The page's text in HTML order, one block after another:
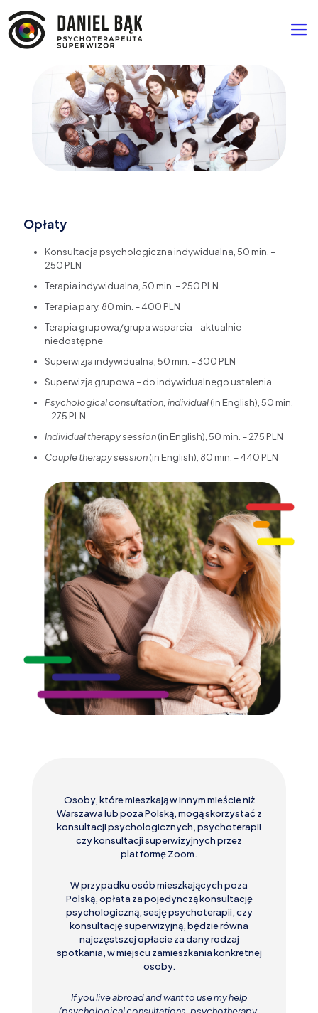
Opłaty
Konsultacja psychologiczna indywidualna, 50 min. –
250 PLN
Terapia indywidualna, 50 min. – 250 PLN
Terapia pary, 80 min. – 400 PLN
Terapia grupowa/grupa wsparcia – aktualnie
niedostępne
Superwizja indywidualna, 50 min. – 300 PLN
Superwizja grupowa – do indywidualnego ustalenia
Psychological consultation, individual(in English), 50 min.
– 275 PLN
Individual therapy session(in English), 50 min. – 275 PLN
Couple therapy session(in English), 80 min. – 440 PLN
Osoby, które mieszkają w innym mieście niż
Warszawa lub poza Polską, mogą skorzystać z
konsultacji psychologicznych, psychoterapii
czy konsultacji superwizyjnych przez
platformę Zoom.
W przypadku osób mieszkających poza
Polską, opłata za pojedynczą konsultację
psychologiczną, sesję psychoterapii, czy
konsultację superwizyjną, będzie równa
najczęstszej opłacie za dany rodzaj
spotkania, w miejscu zamieszkania konkretnej
osoby.
If you live abroad and want to use my help